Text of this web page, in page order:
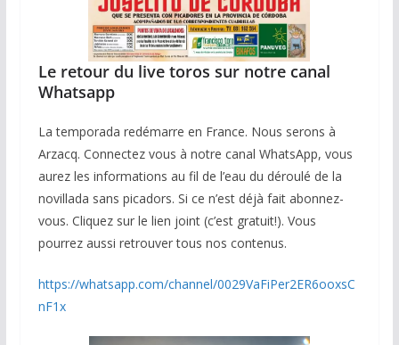
Le retour du live toros sur notre canal
Whatsapp
La temporada redémarre en France. Nous serons à
Arzacq. Connectez vous à notre canal WhatsApp, vous
aurez les informations au fil de l’eau du déroulé de la
novillada sans picadors. Si ce n’est déjà fait abonnez-
vous. Cliquez sur le lien joint (c’est gratuit!). Vous
pourrez aussi retrouver tous nos contenus.
https://whatsapp.com/channel/0029VaFiPer2ER6ooxsC
nF1x